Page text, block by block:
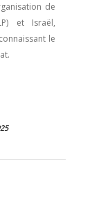
de
et Israël,
le